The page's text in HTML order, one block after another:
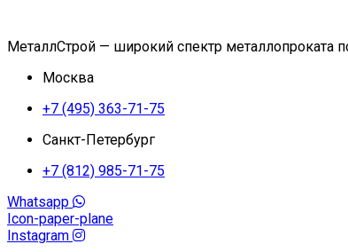
МеталлСтрой — широкий спектр металлопроката
Москва
+7 (495) 363-71-75
Санкт-Петербург
+7 (812) 985-71-75
Whatsapp
Icon-paper-plane
Instagram